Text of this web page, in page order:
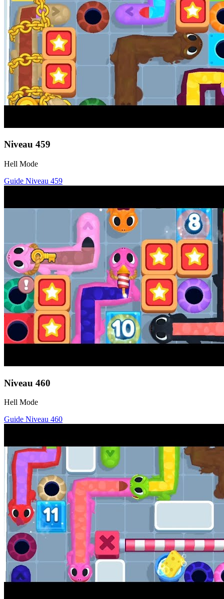
Niveau 459
Hell Mode
Guide Niveau 459
Niveau 460
Hell Mode
Guide Niveau 460